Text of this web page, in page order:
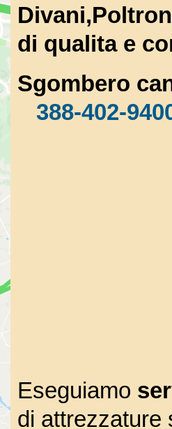
di qualita e
Sgombero
388-402-
Eseguiamo
di attrezzature